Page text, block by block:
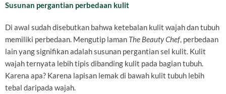
Susunan pergantian perbedaan kulit
Di awal sudah disebutkan bahwa ketebalan kulit wajah dan tubuh
memiliki perbedaan. Mengutip laman The Beauty Chef, perbedaan
lain yang signifikan adalah susunan pergantian sel kulit. Kulit
wajah ternyata lebih tipis dibanding kulit pada bagian tubuh.
Karena apa? Karena lapisan lemak di bawah kulit tubuh lebih
tebal daripada wajah.